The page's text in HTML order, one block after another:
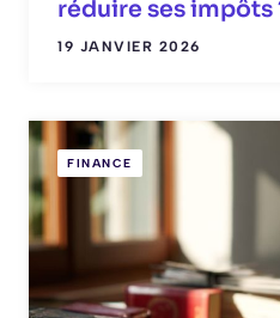
réduire ses impôts
19 JANVIER 2026
FINANCE